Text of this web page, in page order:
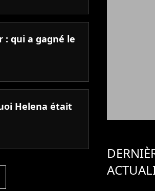
: qui a gagné le
Helena était